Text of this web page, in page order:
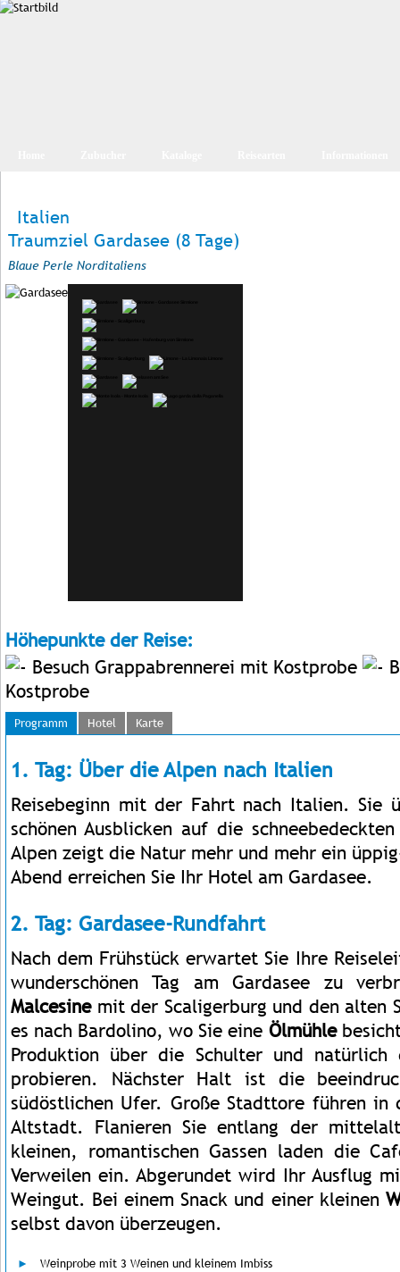
Italien
Traumziel Gardasee (8 Tage)
Blaue Perle Norditaliens
Höhepunkte der Reise:
Besuch Grappabrennerei mit Kostprobe
Kostprobe
Programm Hotel Karte
1. Tag: Über die Alpen nach Italien
Reisebeginn mit der Fahrt nach Italien. Sie
schönen Ausblicken auf die
Alpen zeigt die Natur mehr und mehr ein
Abend erreichen Sie Ihr Hotel am Gardasee.
2. Tag: Gardasee-Rundfahrt
Nach dem Frühstück erwartet Sie Ihre
wunderschönen Tag am Gardasee zu
Malcesinemit der Scaligerburg und den alten
es nach Bardolino, wo Sie eine Ölmühle
Produktion über die Schulter und natürlich
probieren. Nächster Halt ist die
südöstlichen Ufer. Große Stadttore führen
Altstadt. Flanieren Sie entlang der
kleinen, romantischen Gassen laden die
Verweilen ein. Abgerundet wird Ihr Ausflug
Weingut. Bei einem Snack und einer kleinen
selbst davon überzeugen.
Weinprobe mit 3 Weinen und kleinem Imbiss